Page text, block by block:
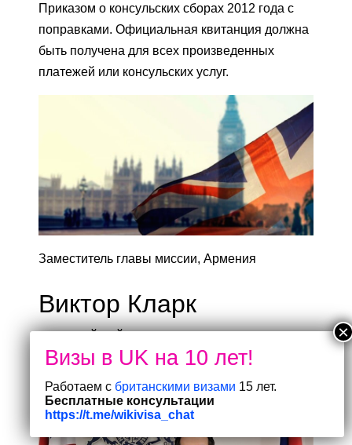
Приказом о консульских сборах 2012 года с
поправками. Официальная квитанция должна
быть получена для всех произведенных
платежей или консульских услуг.
Заместитель главы миссии, Армения
Виктор Кларк
английский
Հայերեն
Работаем с британскими визами 15 лет.
Бесплатные консультации
https://t.me/wikivisa_chat